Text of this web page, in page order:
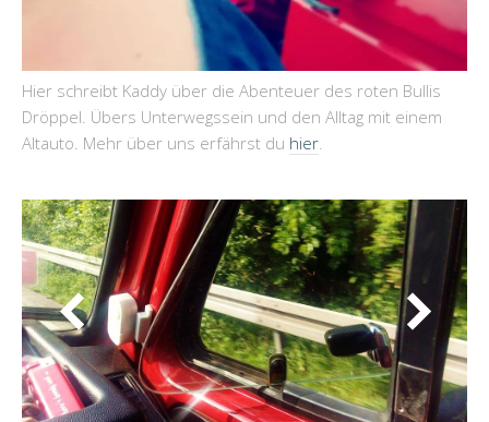
Hier schreibt Kaddy über die Abenteuer des roten Bullis
Dröppel. Übers Unterwegssein und den Alltag mit einem
Altauto. Mehr über uns erfährst du hier